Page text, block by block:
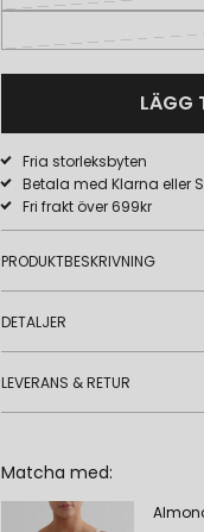
LÄGG
Fria storleksbyten
Betala med Klarna eller
Fri frakt över 699kr
PRODUKTBESKRIVNING
DETALJER
LEVERANS & RETUR
Matcha med: